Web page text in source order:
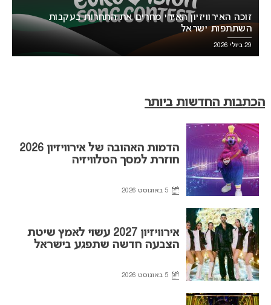
זוכה האירוויזיון האירי מחרים את התחרות בעקבות
השתתפות ישראל
29 ביולי 2026
הכתבות החדשות ביותר
הדמות האהובה של אירוויזיון 2026
חוזרת למסך הטלוויזיה
5 באוגוסט 2026
אירוויזיון 2027 עשוי לאמץ שיטת
הצבעה חדשה שתפגע בישראל
5 באוגוסט 2026